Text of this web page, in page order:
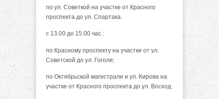
по ул. Советкой на участке от Красного
проспекта до ул. Спартака.
с 13.00 до 15.00 час.:
по Красному проспекту на участке от ул.
Советской до ул. Гоголя;
по Октябрьской магистрали и ул. Кирова на
участке от Красного проспекта до ул. Восход.